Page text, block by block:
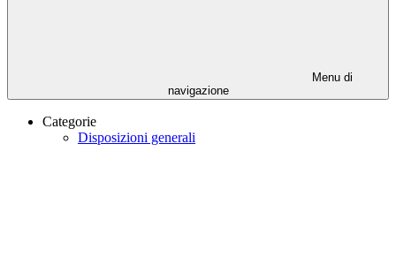
Menu di
navigazione
Categorie
Disposizioni generali